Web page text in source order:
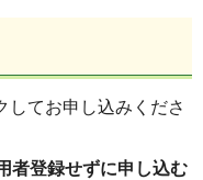
してお申し込みくださ
者登録せずに申し込む